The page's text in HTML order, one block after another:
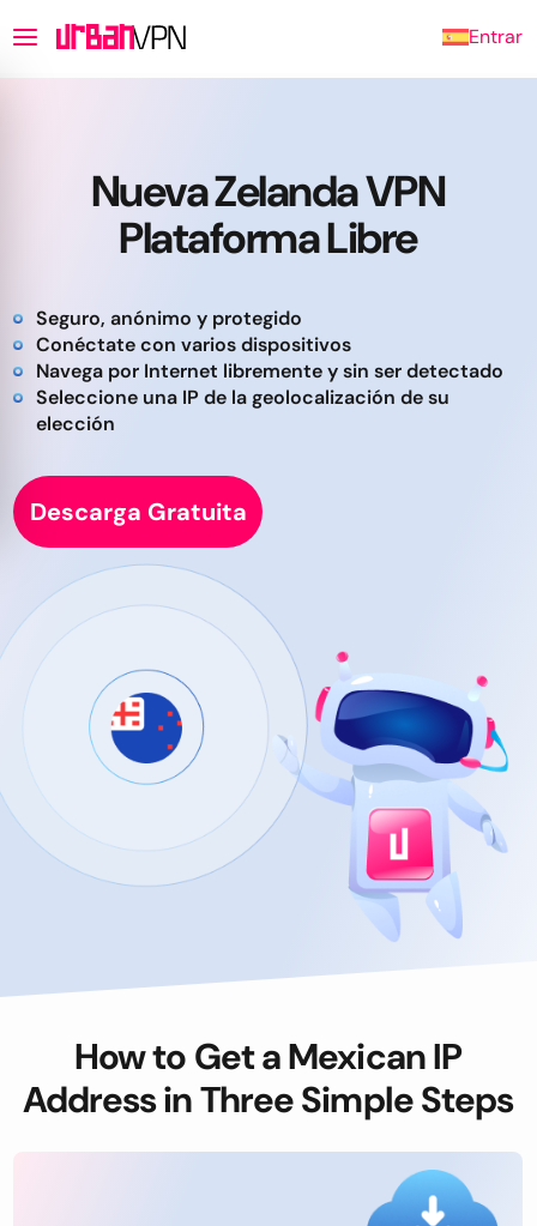
Entrar
Nueva Zelanda VPN
Plataforma Libre
Seguro, anónimo y protegido
Conéctate con varios dispositivos
Navega por Internet libremente y sin ser detectado
Seleccione una IP de la geolocalización de su
elección
Descarga Gratuita
How to Get a Mexican IP
Address in Three Simple Steps